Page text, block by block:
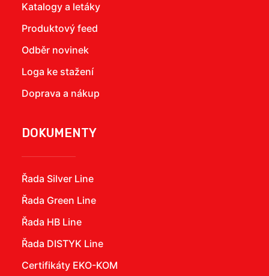
Katalogy a letáky
Produktový feed
Odběr novinek
Loga ke stažení
Doprava a nákup
DOKUMENTY
Řada Silver Line
Řada Green Line
Řada HB Line
Řada DISTYK Line
Certifikáty EKO-KOM